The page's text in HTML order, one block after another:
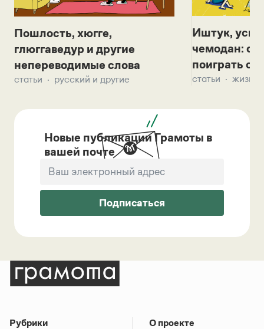
Пошлость, хюгге,
глюггаведур и другие
непереводимые слова
статьи русский и другие
Иштук,
чемодан:
поиграть с
статьи жизнь
Новые публикации Грамоты в
вашей почте
Подписаться
Рубрики О проекте